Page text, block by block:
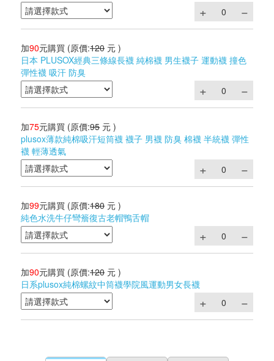
加90元購買 (原價:120 元 )
日本 PLUSOX經典三條線長襪 純棉襪 男生襪子 運動襪 撞色
彈性襪 吸汗 防臭
加75元購買 (原價:95 元 )
plusox薄款純棉吸汗短筒襪 襪子 男襪 防臭 棉襪 半統襪 彈性
襪 輕薄透氣
加99元購買 (原價:180 元 )
純色水洗牛仔彎簷復古老帽鴨舌帽
加90元購買 (原價:120 元 )
日系plusox純棉螺紋中筒襪學院風運動男女長襪